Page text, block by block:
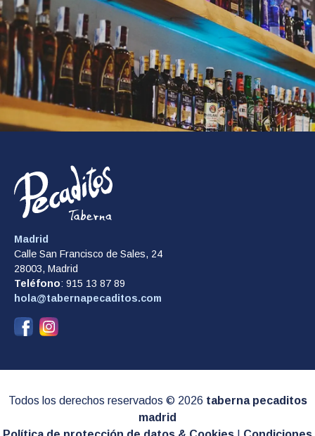
Madrid
Calle San Francisco de Sales, 24
28003, Madrid
Teléfono: 915 13 87 89
hola@tabernapecaditos.com
Todos los derechos reservados © 2026 taberna pecaditos
madrid